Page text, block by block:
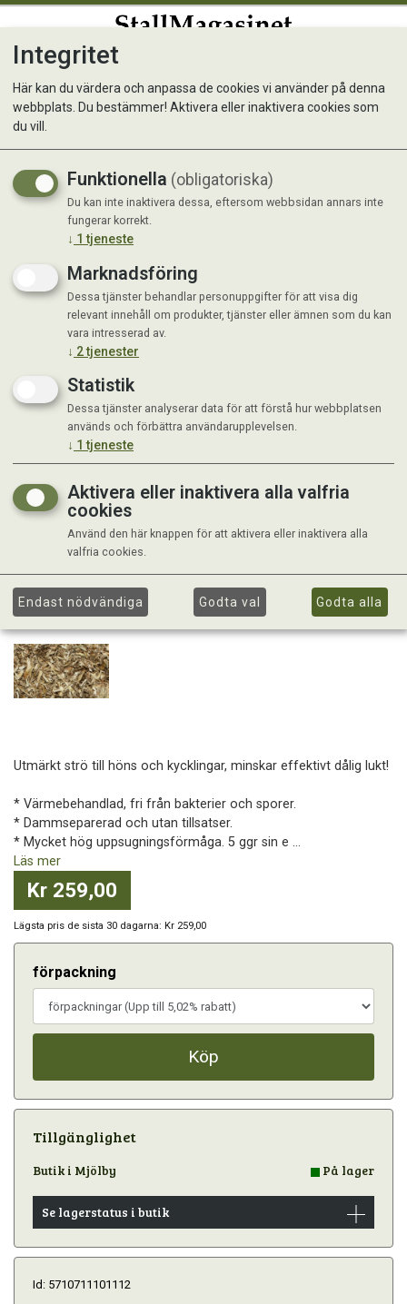
Easy Strö 25kg
Finhackad halm med mycket hög
uppsugningsförmåga
Utmärkt strö till höns och kycklingar, minskar effektivt dålig lukt!
* Värmebehandlad, fri från bakterier och sporer.
* Dammseparerad och utan tillsatser.
* Mycket hög uppsugningsförmåga. 5 ggr sin e ...
Läs mer
Kr 259,00
Lägsta pris de sista 30 dagarna: Kr 259,00
förpackning
Köp
Tillgänglighet
Butik i Mjölby På lager
Se lagerstatus i butik
Id: 5710711101112
Integritet
Här kan du värdera och anpassa de cookies vi använder på denna
webbplats. Du bestämmer! Aktivera eller inaktivera cookies som
du vill.
Funktionella (obligatoriska)
Du kan inte inaktivera dessa, eftersom webbsidan annars inte
fungerar korrekt.
↓ 1 tjeneste
Marknadsföring
Dessa tjänster behandlar personuppgifter för att visa dig
relevant innehåll om produkter, tjänster eller ämnen som du kan
vara intresserad av.
↓ 2tjenester
Statistik
Dessa tjänster analyserar data för att förstå hur webbplatsen
används och förbättra användarupplevelsen.
↓ 1 tjeneste
Aktivera eller inaktivera alla valfria
cookies
Använd den här knappen för att aktivera eller inaktivera alla
valfria cookies.
Endast nödvändiga Godta val Godta alla